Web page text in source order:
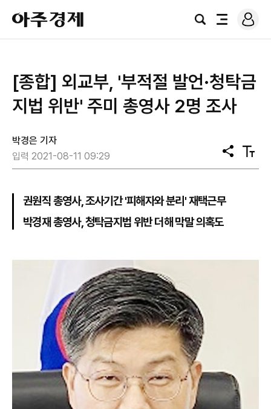
아
주
경
검
전
로
그
[종합] 외교부, '부적절 발언·청탁금
지법 위반' 주미 총영사 2명 조사
박경은 기자
입력 2021-08-11 09:29
공
유
텍
스
권원직 총영사, 조사기간 '피해자와 분리' 재택근무
박경재 총영사, 청탁금지법 위반 더해 막말 의혹도